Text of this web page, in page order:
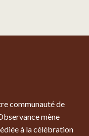
communauté de
mène
à la célébration